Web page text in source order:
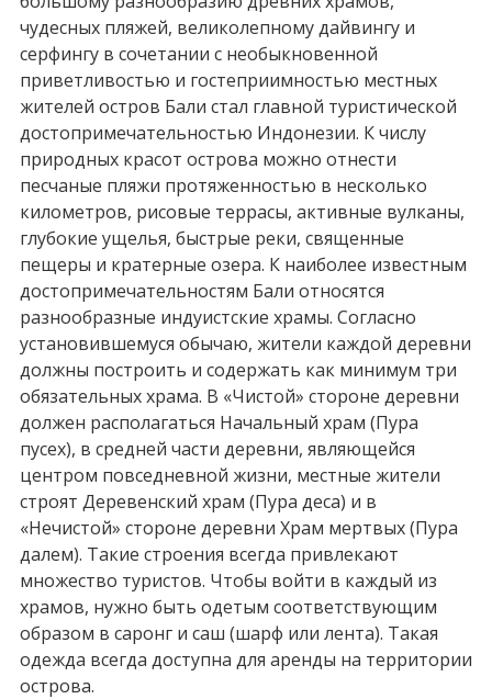
чудесных пляжей, великолепному дайвингу и
серфингу в сочетании с необыкновенной
приветливостью и гостеприимностью местных
жителей остров Бали стал главной туристической
достопримечательностью Индонезии. К числу
природных красот острова можно отнести
песчаные пляжи протяженностью в несколько
километров, рисовые террасы, активные вулканы,
глубокие ущелья, быстрые реки, священные
пещеры и кратерные озера. К наиболее известным
достопримечательностям Бали относятся
разнообразные индуистские храмы. Согласно
установившемуся обычаю, жители каждой деревни
должны построить и содержать как минимум три
обязательных храма. В «Чистой» стороне деревни
должен располагаться Начальный храм (Пура
пусех), в средней части деревни, являющейся
центром повседневной жизни, местные жители
строят Деревенский храм (Пура деса) и в
«Нечистой» стороне деревни Храм мертвых (Пура
далем). Такие строения всегда привлекают
множество туристов. Чтобы войти в каждый из
храмов, нужно быть одетым соответствующим
образом в саронг и саш (шарф или лента). Такая
одежда всегда доступна для аренды на территории
острова.